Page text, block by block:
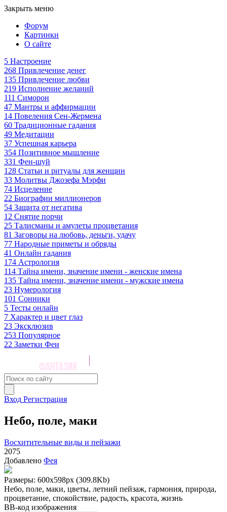
Закрыть меню
Форум
Картинки
О сайте
5 Настроение
268 Привлечение денег
135 Привлечение любви
219 Исполнение желаний
111 Симорон
47 Мантры и аффирмации
14 Повеления Сен-Жермена
60 Традиционные гадания
49 Медитации
37 Успешная карьера
354 Позитивное мышление
331 Фен-шуй
128 Статьи и ритуалы для женщин
33 Молитвы Джозефа Мэрфи
74 Исцеление
22 Биографии миллионеров
54 Защита от негатива
12 Снятие порчи
25 Талисманы и амулеты процветания
81 Заговоры на любовь, деньги, удачу
77 Народные приметы и обряды
41 Онлайн гадания
174 Астрология
114 Тайна имени, значение имени - женские имена
135 Тайна имени, значение имени - мужские имена
23 Нумерология
101 Сонники
5 Тесты онлайн
7 Характер и цвет глаз
23 Эксклюзив
253 Популярное
22 Заметки Феи
Вход Регистрация
Небо, поле, маки
Восхитительные виды и пейзажи
2075
Добавлено Фея
Размеры: 600x598px (309.8Kb)
Небо, поле, маки, цветы, летний пейзаж, гармония, природа,
процветание, спокойствие, радость, красота, жизнь
BB-код изображения